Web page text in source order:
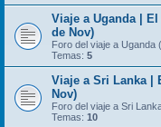
Viaje a Uganda |
de Nov)
Foro del viaje a Uganda
Temas: 5
Viaje a Sri Lanka |
Nov)
Foro del viaje a Sri
Temas: 10